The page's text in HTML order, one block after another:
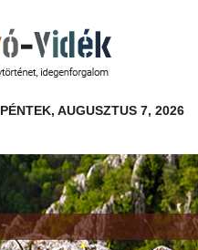
PÉNTEK, AUGUSZTUS 7, 2026